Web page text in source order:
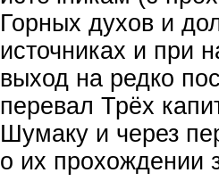
Горных духов и
источниках и при
выход на редко
перевал Трёх
Шумаку и через
о их прохождении